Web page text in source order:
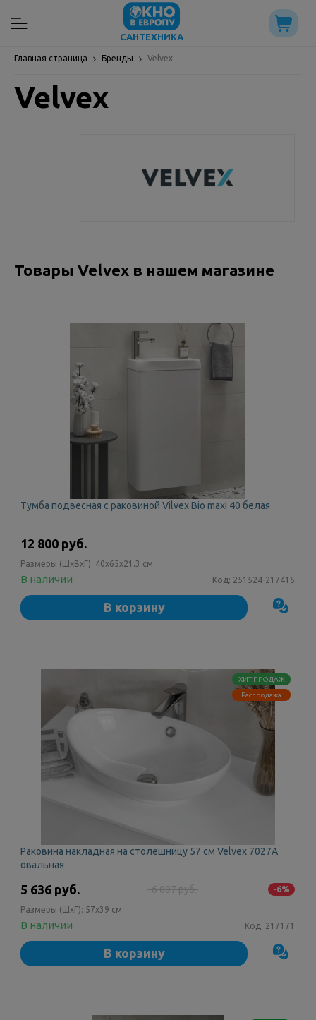
САНТЕХНИКА
Главная страница Бренды Velvex
Velvex
Товары Velvex в нашем магазине
Тумба подвесная с раковиной Vilvex Bio maxi 40 белая
12 800 руб.
Размеры (ШxВxГ): 40x65x21.3 см
В наличии Код: 251524-217415
В корзину
ХИТ ПРОДАЖ
Распродажа
Раковина накладная на столешницу 57 см Velvex 7027A
овальная
5 636 руб. 6 007 руб. -6%
Размеры (ШxГ): 57x39 см
В наличии Код: 217171
В корзину